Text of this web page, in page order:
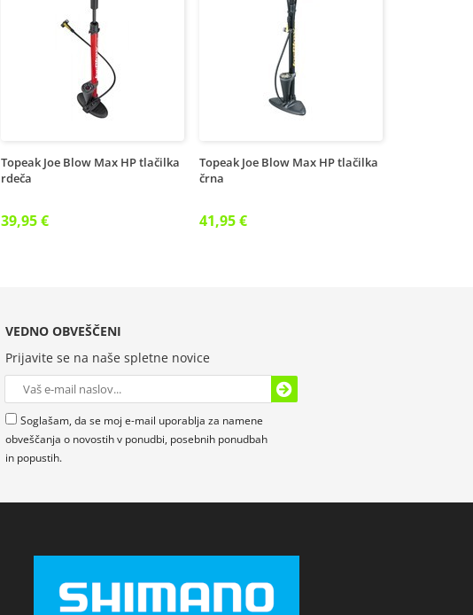
Topeak Joe Blow Max HP tlačilka
rdeča
39,95 €
Topeak Joe Blow Max HP tlačilka
črna
41,95 €
VEDNO OBVEŠČENI
Prijavite se na naše spletne novice
Soglašam, da se moj e-mail uporablja za namene
obveščanja o novostih v ponudbi, posebnih ponudbah
in popustih.